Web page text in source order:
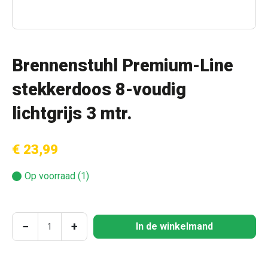
Brennenstuhl Premium-Line
stekkerdoos 8-voudig
lichtgrijs 3 mtr.
€ 23,99
Op voorraad (1)
Producthoeveelheid: Voer de gewenste
− + In de winkelmand